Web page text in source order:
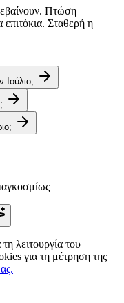
Πτώση
Σταθερή η
Ιούλιο;
λειτουργία του
για τη μέτρηση της